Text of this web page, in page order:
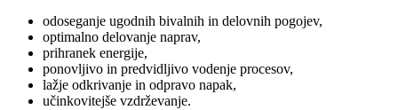
odoseganje ugodnih bivalnih in delovnih pogojev,
optimalno delovanje naprav,
prihranek energije,
ponovljivo in predvidljivo vodenje procesov,
lažje odkrivanje in odpravo napak,
učinkovitejše vzdrževanje.